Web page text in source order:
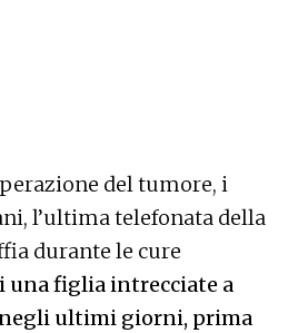
del tumore, i
l’ultima telefonata della
durante le cure
una figlia intrecciate a
ultimi giorni, prima